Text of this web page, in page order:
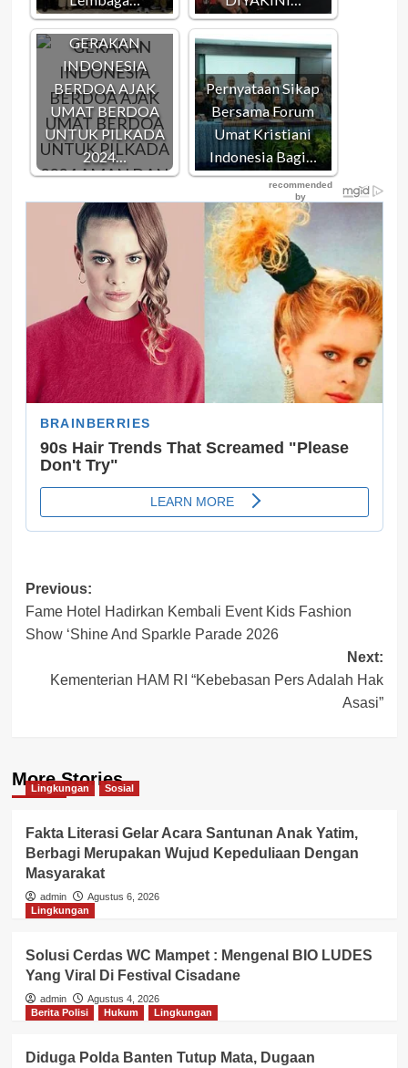
GERAKAN
INDONESIA
BERDOA AJAK
UMAT BERDOA
UNTUK PILKADA
2024…
Pernyataan Sikap
Bersama Forum
Umat Kristiani
Indonesia Bagi…
Post
navigation
Previous:
Fame Hotel Hadirkan Kembali Event Kids Fashion
Show ‘Shine And Sparkle Parade 2026
Next:
Kementerian HAM RI “Kebebasan Pers Adalah Hak
Asasi”
More Stories
Lingkungan Sosial
Fakta Literasi Gelar Acara Santunan Anak Yatim,
Berbagi Merupakan Wujud Kepeduliaan Dengan
Masyarakat
admin
Agustus 6, 2026
Lingkungan
Solusi Cerdas WC Mampet : Mengenal BIO LUDES
Yang Viral Di Festival Cisadane
admin
Agustus 4, 2026
Berita Polisi
Hukum Lingkungan
Diduga Polda Banten Tutup Mata, Dugaan